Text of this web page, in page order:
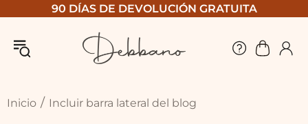
90 DÍAS DE DEVOLUCIÓN GRATUITA
Inicio Incluir barra lateral del blog